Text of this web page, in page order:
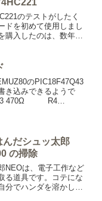
のテストがしたく
ドを初めて使用しまし
購入したのは、数年前
』も試したくてチャ
のPIC18F47Q43
き込みできるようで
R3 470Ω R4
んだシュッ太郎
の掃除
NEOは、電子工作など
る道具です。コテにな
分でハンダを溶かして